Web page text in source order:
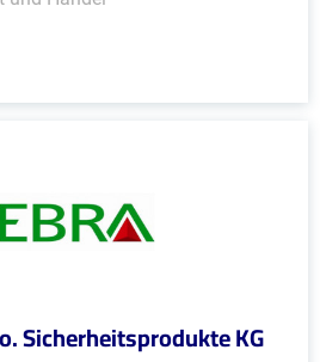
Sicherheitsprodukte KG